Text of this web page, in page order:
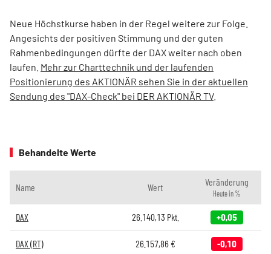
Neue Höchstkurse haben in der Regel weitere zur Folge.
Angesichts der positiven Stimmung und der guten
Rahmenbedingungen dürfte der DAX weiter nach oben
laufen. Mehr zur Charttechnik und der laufenden
Positionierung des AKTIONÄR sehen Sie in der aktuellen
Sendung des "DAX-Check" bei DER AKTIONÄR TV.
Behandelte Werte
Name Wert Veränderung
Heute in %
DAX 26.140,13 Pkt. +0,05
DAX (RT) 26.157,86€ -0,10